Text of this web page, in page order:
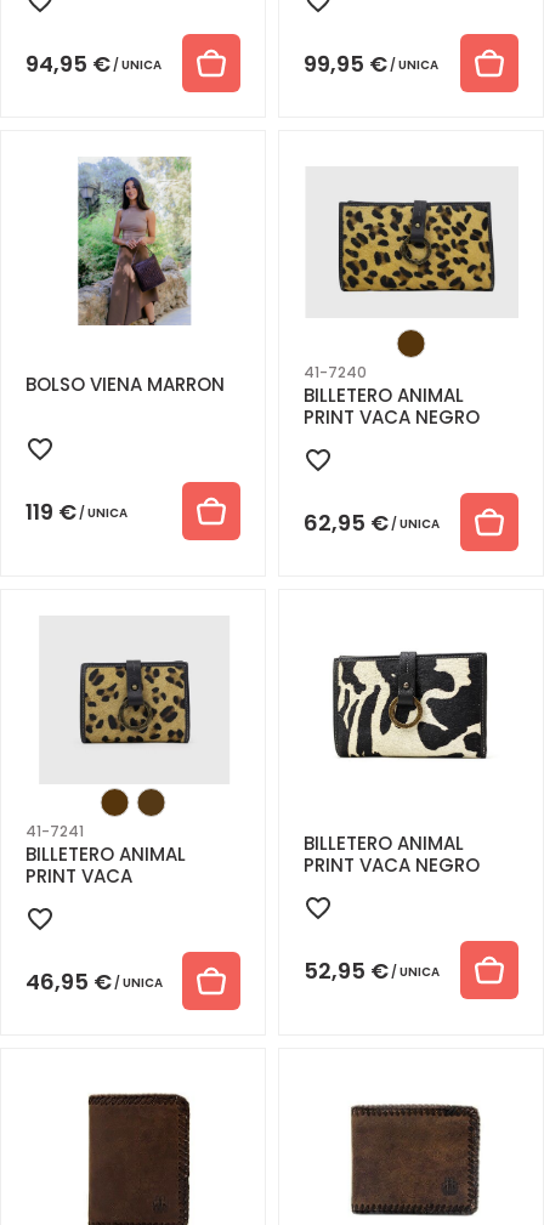
94,95 € UNICA 99,95 € UNICA
BOLSO VIENA MARRON
119 € UNICA
41-7240
BILLETERO ANIMAL
PRINT VACA NEGRO
62,95 € UNICA
41-7241
BILLETERO ANIMAL
PRINT VACA
46,95 € UNICA
BILLETERO ANIMAL
PRINT VACA NEGRO
52,95 € UNICA